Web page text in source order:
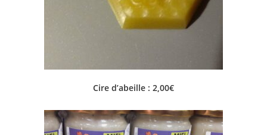
Cire d’abeille : 2,00€